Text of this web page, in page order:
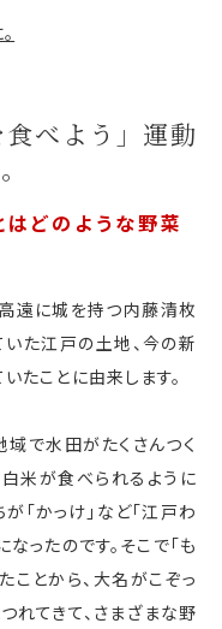
べよう」運動
はどのような野菜
高遠に城を持つ内藤清枚
た江戸の土地、今の新
たことに由来します。
で水田がたくさんつく
米が食べられるように
「かっけ」など「江戸わ
ったのです。そこで「も
ことから、大名がこぞっ
れてきて、さまざまな野